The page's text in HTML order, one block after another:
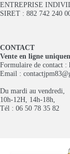
ENTREPRISE
SIRET : 882 742 240
CONTACT
Vente en ligne
Formulaire de contact :
Email :
Du mardi au vendredi,
10h-12H, 14h-18h,
Tél : 06 50 78 35 82